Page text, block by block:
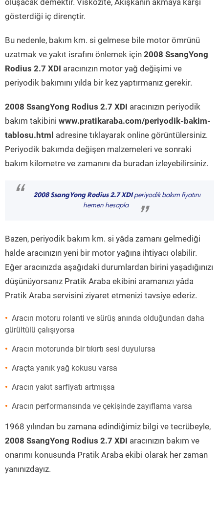
oluşacak demektir. Viskozite, Akışkanın akmaya karşı
gösterdiği iç dirençtir.
Bu nedenle, bakım km. si gelmese bile motor ömrünü
uzatmak ve yakıt israfını önlemek için 2008 SsangYong
Rodius 2.7 XDI aracınızın motor yağ değişimi ve
periyodik bakımını yılda bir kez yaptırmanız gerekir.
2008 SsangYong Rodius 2.7 XDI aracınızın periyodik
bakım takibini www.pratikaraba.com/periyodik-bakim-
tablosu.html adresine tıklayarak online görüntülersiniz.
Periyodik bakımda değişen malzemeleri ve sonraki
bakım kilometre ve zamanını da buradan izleyebilirsiniz.
“ 2008 SsangYong Rodius 2.7 XDIperiyodik bakım fiyatını
hemen hesapla
”
Bazen, periyodik bakım km. si yâda zamanı gelmediği
halde aracınızın yeni bir motor yağına ihtiyacı olabilir.
Eğer aracınızda aşağıdaki durumlardan birini yaşadığınızı
düşünüyorsanız Pratik Araba ekibini aramanızı yâda
Pratik Araba servisini ziyaret etmenizi tavsiye ederiz.
Aracın motoru rolanti ve sürüş anında olduğundan daha
gürültülü çalışıyorsa
Aracın motorunda bir tıkırtı sesi duyulursa
Araçta yanık yağ kokusu varsa
Aracın yakıt sarfiyatı artmışsa
Aracın performansında ve çekişinde zayıflama varsa
1968 yılından bu zamana edindiğimiz bilgi ve tecrübeyle,
2008 SsangYong Rodius 2.7 XDI aracınızın bakım ve
onarımı konusunda Pratik Araba ekibi olarak her zaman
yanınızdayız.